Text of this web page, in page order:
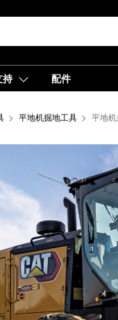
持 配件
平地机掘地工具 平地